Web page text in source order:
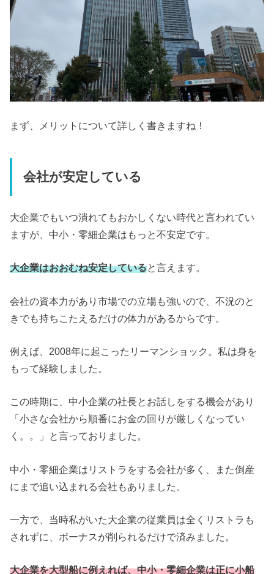
まず、メリットについて詳しく書きますね！
会社が安定している
大企業でもいつ潰れてもおかしくない時代と言われてい
ますが、中小・零細企業はもっと不安定です。
大企業はおおむね安定していると言えます。
会社の資本力があり市場での立場も強いので、不況のと
きでも持ちこたえるだけの体力があるからです。
例えば、2008年に起こったリーマンショック。私は身を
もって経験しました。
この時期に、中小企業の社長とお話しをする機会があり
「小さな会社から順番にお金の回りが厳しくなってい
く。。」と言っておりました。
中小・零細企業はリストラをする会社が多く、また倒産
にまで追い込まれる会社もありました。
一方で、当時私がいた大企業の従業員は全くリストラも
されずに、ボーナスが削られるだけで済みました。
大企業を大型船に例えれば、中小・零細企業は正に小船